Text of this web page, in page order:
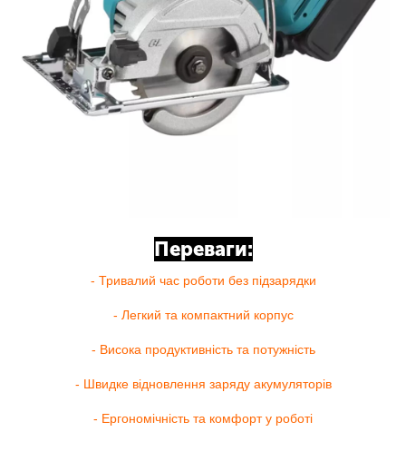
Переваги:
- Тривалий час роботи без підзарядки
- Легкий та компактний корпус
- Висока продуктивність та потужність
- Швидке відновлення заряду акумуляторів
- Ергономічність та комфорт у роботі